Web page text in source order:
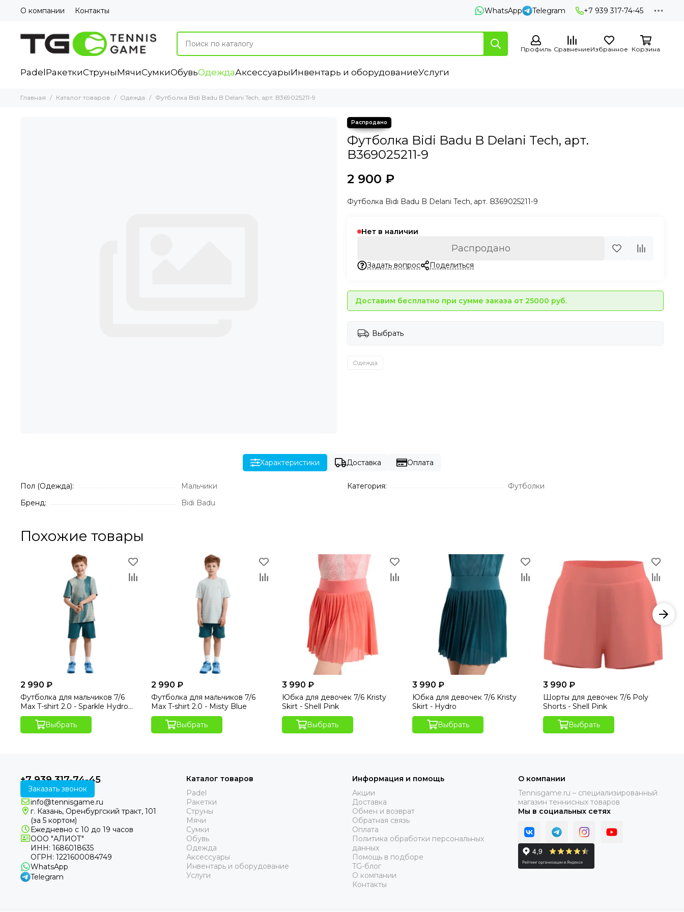
О компании Контакты WhatsApp Telegram +7 939 317-74-45
Профиль СравнениеИзбранное Корзина
Padel РакеткиСтруныМячиСумкиОбувьОдеждаАксессуарыИнвентарь и оборудованиеУслуги
Главная Каталог товаров Одежда Футболка Bidi Badu B Delani Tech, арт. B369025211-9
Футболка Bidi Badu B Delani Tech, арт.
B369025211-9
2 900 ₽
Футболка Bidi Badu B Delani Tech, арт. B369025211-9
Нет в наличии
Распродано
Задать вопрос Поделиться
Доставим бесплатно при сумме заказа от 25000 руб.
Выбрать
Одежда
Характеристики Доставка Оплата
Пол (Одежда):
Мальчики
Бренд:
Bidi Badu
Категория: Футболки
Похожие товары
2 990 ₽
Футболка для мальчиков 7/6
Max T-shirt 2.0 - Sparkle Hydro
Print
Выбрать
2 990 ₽
Футболка для мальчиков 7/6
Max T-shirt 2.0 - Misty Blue
Выбрать
3 990 ₽
Юбка для девочек 7/6 Kristy
Skirt - Shell Pink
Выбрать
3 990 ₽
Юбка для девочек 7/6 Kristy
Skirt - Hydro
Выбрать
3 990 ₽
Шорты для девочек 7/6 Poly
Shorts - Shell Pink
Выбрать
+7 939 317-74-45
Заказать звонок
info@tennisgame.ru
г. Казань, Оренбургский тракт, 101
(за 5 кортом)
Ежедневно с 10 до 19 часов
ООО "АЛИОТ"
ИНН: 1686018635
ОГРН: 1221600084749
WhatsApp
Telegram
Каталог товаров
Padel
Ракетки
Струны
Мячи
Сумки
Обувь
Одежда
Аксессуары
Инвентарь и оборудование
Услуги
Информация и помощь
Акции
Доставка
Обмен и возврат
Обратная связь
Оплата
Политика обработки персональных
данных
Помощь в подборе
TG-блог
О компании
Контакты
О компании
Tennisgame.ru – специализированный
магазин теннисных товаров
Мы в социальных сетях